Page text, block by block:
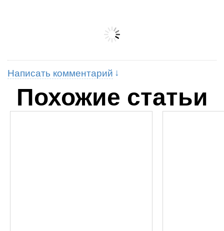
Написать комментарий
Похожие статьи